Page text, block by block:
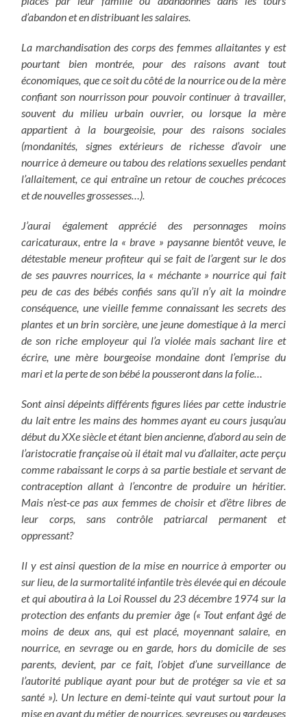
d’abandon et en distribuant les salaires.
La marchandisation des corps des femmes allaitantes y est
pourtant bien montrée, pour des raisons avant tout
économiques, que ce soit du côté de la nourrice ou de la mère
confiant son nourrisson pour pouvoir continuer à travailler,
souvent du milieu urbain ouvrier, ou lorsque la mère
appartient à la bourgeoisie, pour des raisons sociales
(mondanités, signes extérieurs de richesse d’avoir une
nourrice à demeure ou tabou des relations sexuelles pendant
l’allaitement, ce qui entraîne un retour de couches précoces
et de nouvelles grossesses…).
J’aurai également apprécié des personnages moins
caricaturaux, entre la « brave » paysanne bientôt veuve, le
détestable meneur profiteur qui se fait de l’argent sur le dos
de ses pauvres nourrices, la « méchante » nourrice qui fait
peu de cas des bébés confiés sans qu’il n’y ait la moindre
conséquence, une vieille femme connaissant les secrets des
plantes et un brin sorcière, une jeune domestique à la merci
de son riche employeur qui l’a violée mais sachant lire et
écrire, une mère bourgeoise mondaine dont l’emprise du
mari et la perte de son bébé la pousseront dans la folie…
Sont ainsi dépeints différents figures liées par cette industrie
du lait entre les mains des hommes ayant eu cours jusqu’au
début du XXe siècle et étant bien ancienne, d’abord au sein de
l’aristocratie française où il était mal vu d’allaiter, acte perçu
comme rabaissant le corps à sa partie bestiale et servant de
contraception allant à l’encontre de produire un héritier.
Mais n’est-ce pas aux femmes de choisir et d’être libres de
leur corps, sans contrôle patriarcal permanent et
oppressant?
Il y est ainsi question de la mise en nourrice à emporter ou
sur lieu, de la surmortalité infantile très élevée qui en découle
et qui aboutira à la Loi Roussel du 23 décembre 1974 sur la
protection des enfants du premier âge (« Tout enfant âgé de
moins de deux ans, qui est placé, moyennant salaire, en
nourrice, en sevrage ou en garde, hors du domicile de ses
parents, devient, par ce fait, l’objet d’une surveillance de
l’autorité publique ayant pour but de protéger sa vie et sa
santé »). Un lecture en demi-teinte qui vaut surtout pour la
mise en avant du métier de nourrices, sevreuses ou gardeuses